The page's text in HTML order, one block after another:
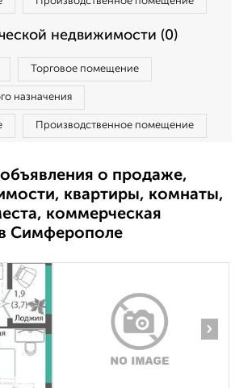
недвижимости (0)
Торговое помещение
назначения
Производственное помещение
о продаже,
квартиры, комнаты,
коммерческая
Симферополе
›